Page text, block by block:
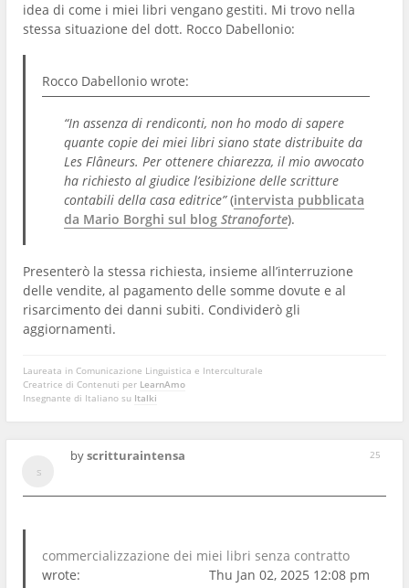
idea di come i miei libri vengano gestiti. Mi trovo nella
stessa situazione del dott. Rocco Dabellonio:
Rocco Dabellonio wrote:
“In assenza di rendiconti, non ho modo di sapere
quante copie dei miei libri siano state distribuite da
Les Flâneurs. Per ottenere chiarezza, il mio avvocato
ha richiesto al giudice l’esibizione delle scritture
contabili della casa editrice”(intervista pubblicata
da Mario Borghi sul blog Stranoforte).
Presenterò la stessa richiesta, insieme all’interruzione
delle vendite, al pagamento delle somme dovute e al
risarcimento dei danni subiti. Condividerò gli
aggiornamenti.
Laureata in Comunicazione Linguistica e Interculturale
Creatrice di Contenuti per LearnAmo
Insegnante di Italiano su Italki
25
byscritturaintensa
commercializzazione dei miei libri senza contratto
wrote:
Thu Jan 02, 2025 12:08 pm